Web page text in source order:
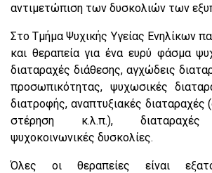
αντιμετώπιση των δυσκολιών των
Στο Τμήμα Ψυχικής Υγείας Ενηλίκων
και θεραπεία για ένα ευρύ φάσμα
διαταραχές διάθεσης, αγχώδεις
προσωπικότητας, ψυχωσικές
διατροφής, αναπτυξιακές διαταραχές
στέρηση κ.λ.π.), διαταραχές
ψυχοκοινωνικές δυσκολίες.
Όλες οι θεραπείες είναι